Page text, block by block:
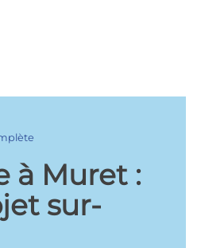
à Muret :
sur-